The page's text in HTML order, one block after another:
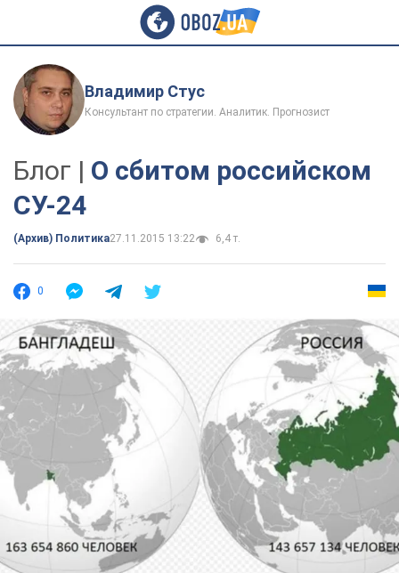
Владимир Стус
Консультант по стратегии. Аналитик. Прогнозист
Блог | О сбитом российском
СУ-24
(Архив) Политика27.11.2015 13:22 6,4 т.
0